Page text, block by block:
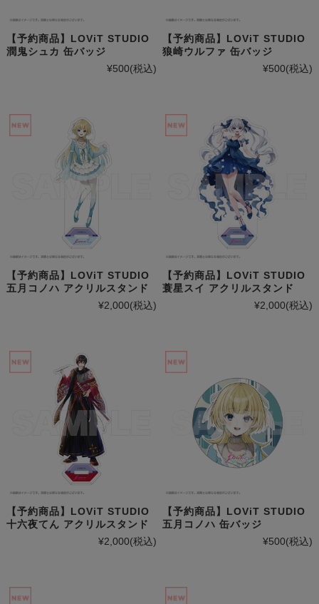
【予約商品】LOViT STUDIO
潤鬼シュカ 缶バッジ
¥500(税込)
【予約商品】LOViT STUDIO
狼崎ウルファ 缶バッジ
¥500(税込)
【予約商品】LOViT STUDIO
五月コノハ アクリルスタンド
¥2,000(税込)
【予約商品】LOViT STUDIO
蓑星スイ アクリルスタンド
¥2,000(税込)
【予約商品】LOViT STUDIO
十六夜てん アクリルスタンド
¥2,000(税込)
【予約商品】LOViT STUDIO
五月コノハ 缶バッジ
¥500(税込)